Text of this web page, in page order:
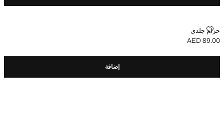
حزام جلدي
حزام جلدي
السعر الحالي [AED 89.00 ]
AED 89.00
إضافة